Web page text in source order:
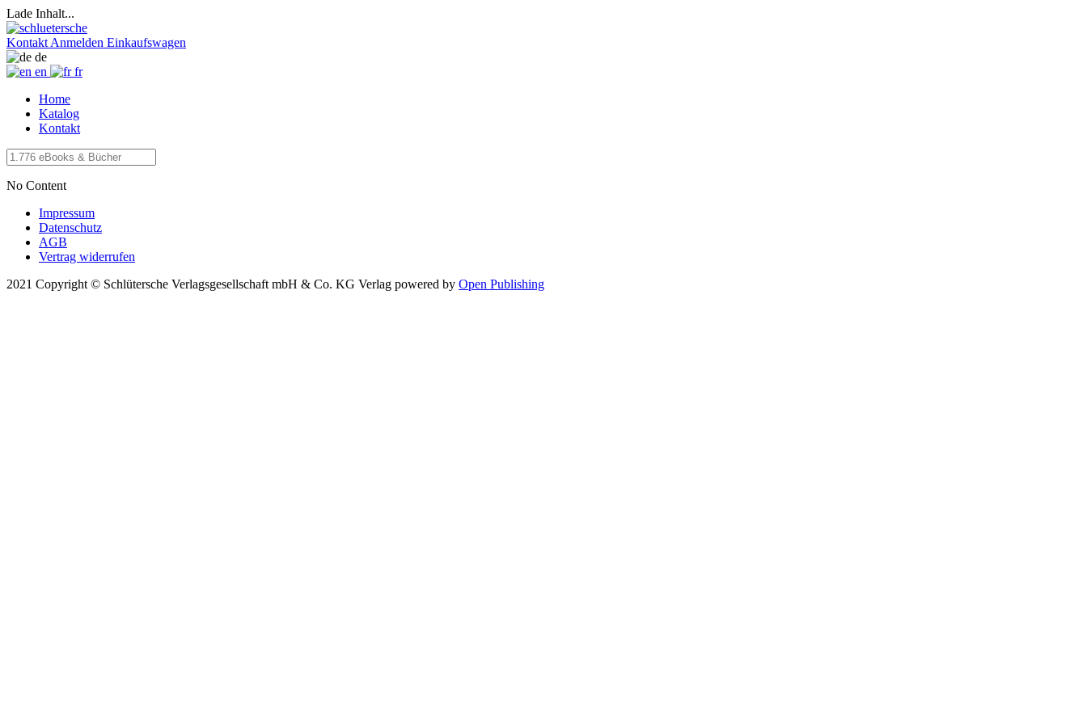
Lade Inhalt...
Kontakt Anmelden Einkaufswagen
de
en
fr
Home
Katalog
Kontakt
No Content
Impressum
Datenschutz
AGB
Vertrag widerrufen
2021 Copyright © Schlütersche Verlagsgesellschaft mbH & Co. KG Verlag powered by Open Publishing